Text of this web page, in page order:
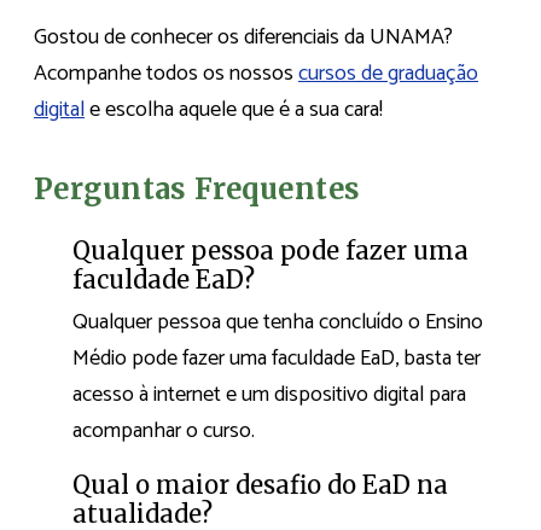
Gostou de conhecer os diferenciais da UNAMA?
Acompanhe todos os nossoscursos de graduação
digitale escolha aquele que é a sua cara!
Perguntas Frequentes
Qualquer pessoa pode fazer uma
faculdade EaD?
Qualquer pessoa que tenha concluído o Ensino
Médio pode fazer uma faculdade EaD, basta ter
acesso à internet e um dispositivo digital para
acompanhar o curso.
Qual o maior desafio do EaD na
atualidade?